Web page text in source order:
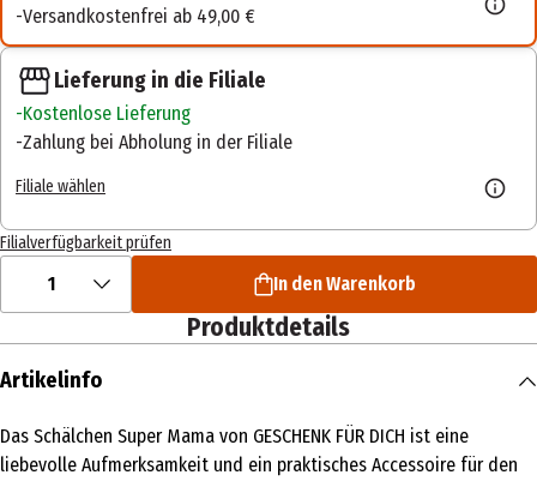
Versandkostenfrei ab 49,00 €
Lieferung in die Filiale
Kostenlose Lieferung
Zahlung bei Abholung in der Filiale
Filiale wählen
Filialverfügbarkeit prüfen
1 In den Warenkorb
Produktdetails
Artikelinfo
Das Schälchen Super Mama von GESCHENK FÜR DICH ist eine
liebevolle Aufmerksamkeit und ein praktisches Accessoire für den